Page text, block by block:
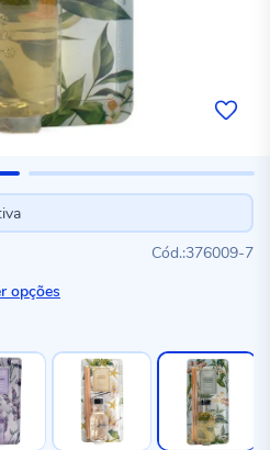
376009-7
opções